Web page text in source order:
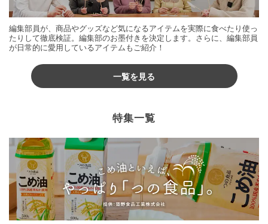
編集部員が、商品やグッズなど気になるアイテムを実際に食べたり使っ
たりして徹底検証。編集部のお墨付きを決定します。さらに、編集部員
が日常的に愛用しているアイテムもご紹介！
一覧を見る
特集一覧